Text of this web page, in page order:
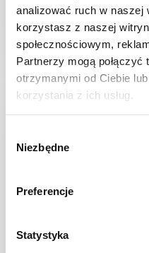
analizować ruch w naszej
korzystasz z naszej
społecznościowym,
Partnerzy mogą
otrzymanymi od Ciebie
korzystania z ich usług.
zgody
Niezbędne
Preferencje
Statystyka
2 godz.